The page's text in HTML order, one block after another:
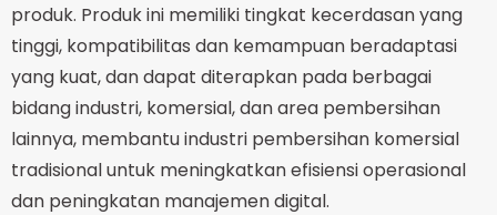
produk. Produk ini memiliki tingkat kecerdasan yang
tinggi, kompatibilitas dan kemampuan beradaptasi
yang kuat, dan dapat diterapkan pada berbagai
bidang industri, komersial, dan area pembersihan
lainnya, membantu industri pembersihan komersial
tradisional untuk meningkatkan efisiensi operasional
dan peningkatan manajemen digital.